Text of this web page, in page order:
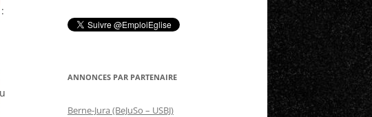
ANNONCES PAR PARTENAIRE
Berne-Jura (BeJuSo – USBJ)